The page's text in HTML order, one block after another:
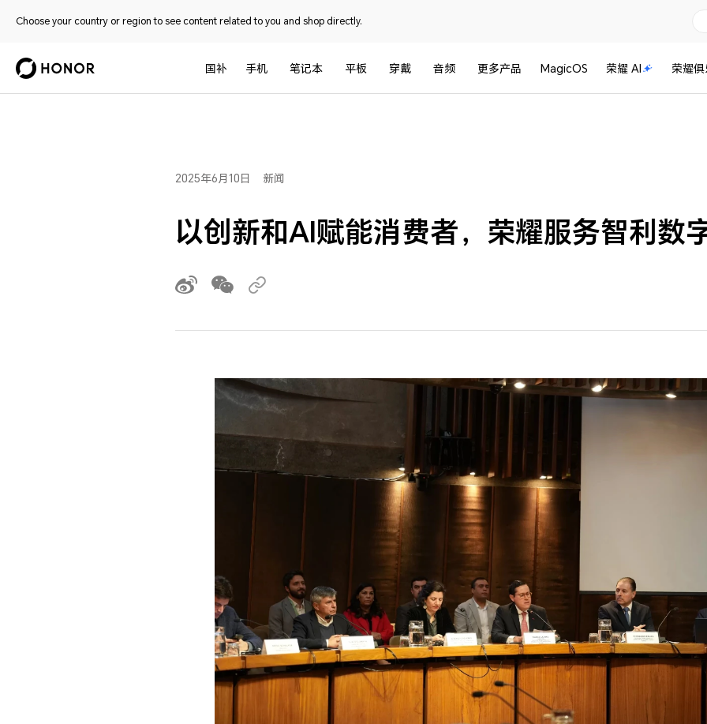
Choose your country or region to see content related to you and shop directly.
国补 手机 笔记本 平板 穿戴 音频 更多产品 MagicOS 荣耀 AI 荣耀
2025年6月10日 新闻
以创新和AI赋能消费者，荣耀服务智利数